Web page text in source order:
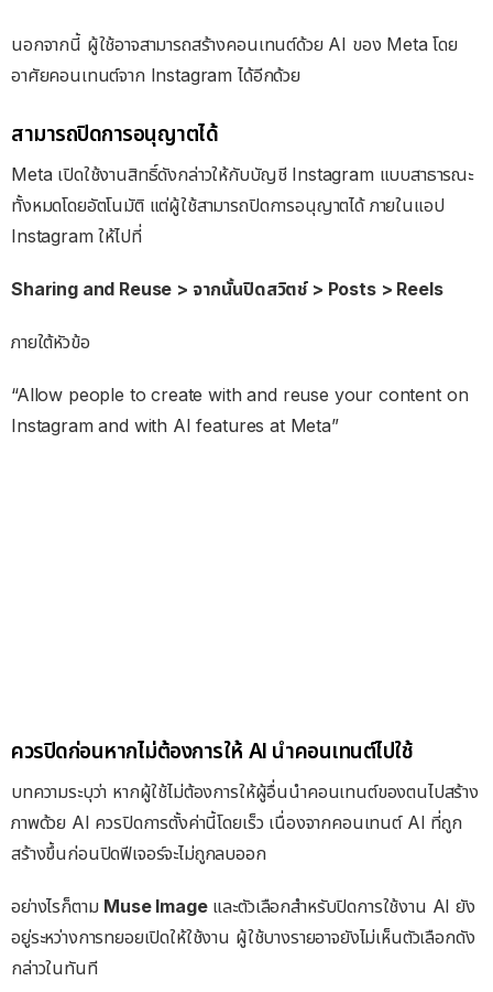
นอกจากนี้ ผู้ใช้อาจสามารถสร้างคอนเทนต์ด้วย AI ของ Meta โดย
อาศัยคอนเทนต์จาก Instagram ได้อีกด้วย
สามารถปิดการอนุญาตได้
Meta เปิดใช้งานสิทธิ์ดังกล่าวให้กับบัญชี Instagram แบบสาธารณะ
ทั้งหมดโดยอัตโนมัติ แต่ผู้ใช้สามารถปิดการอนุญาตได้ ภายในแอป
Instagram ให้ไปที่
Sharing and Reuse > จากนั้นปิดสวิตช์ > Posts > Reels
ภายใต้หัวข้อ
“Allow people to create with and reuse your content on
Instagram and with AI features at Meta”
ควรปิดก่อนหากไม่ต้องการให้ AI นำคอนเทนต์ไปใช้
บทความระบุว่า หากผู้ใช้ไม่ต้องการให้ผู้อื่นนำคอนเทนต์ของตนไปสร้าง
ภาพด้วย AI ควรปิดการตั้งค่านี้โดยเร็ว เนื่องจากคอนเทนต์ AI ที่ถูก
สร้างขึ้นก่อนปิดฟีเจอร์จะไม่ถูกลบออก
อย่างไรก็ตาม Muse Imageและตัวเลือกสำหรับปิดการใช้งาน AI ยัง
อยู่ระหว่างการทยอยเปิดให้ใช้งาน ผู้ใช้บางรายอาจยังไม่เห็นตัวเลือกดัง
กล่าวในทันที